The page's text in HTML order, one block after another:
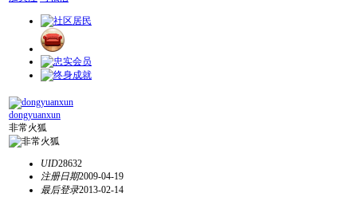
dongyuanxun
非常火狐
UID28632
注册日期2009-04-19
最后登录2013-02-14